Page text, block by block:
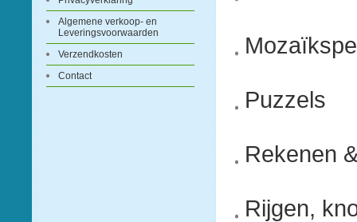
Algemene verkoop- en
Leveringsvoorwaarden
Verzendkosten
Contact
Puzzels
Rekenen
Rijgen,